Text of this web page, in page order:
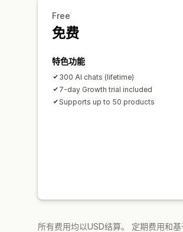
Free
免费
特色功能
300 AI chats (lifetime)
7-day Growth trial included
Supports up to 50 products
所有费用均以USD结算。 定期费用和